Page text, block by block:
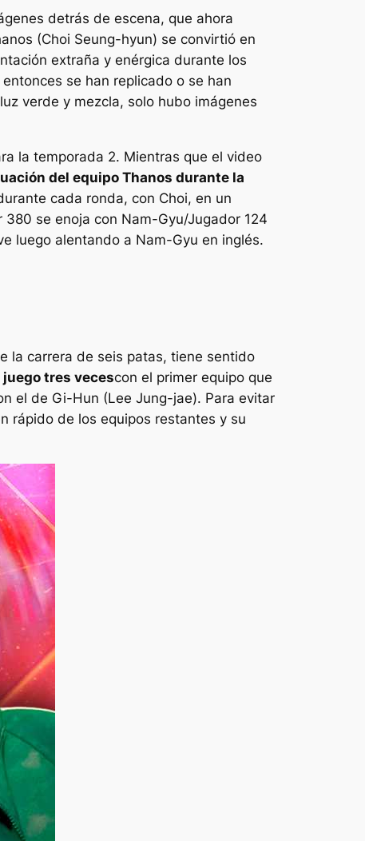
detrás de escena, que ahora
(Choi Seung-hyun) se convirtió en
extraña y enérgica durante los
se han replicado o se han
verde y mezcla, solo hubo imágenes
la temporada 2. Mientras que el video
del equipo Thanos durante la
cada ronda, con Choi, en un
se enoja con Nam-Gyu/Jugador 124
luego alentando a Nam-Gyu en inglés.
la carrera de seis patas, tiene sentido
tres vecescon el primer equipo que
el de Gi-Hun (Lee Jung-jae). Para evitar
rápido de los equipos restantes y su